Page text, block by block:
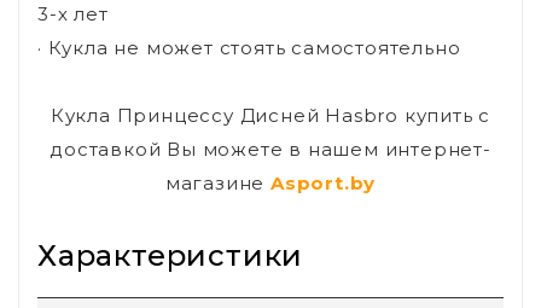
3-х лет
· Кукла не может стоять самостоятельно
Кукла Принцессу Дисней Hasbro купить с
доставкой Вы можете в нашем интернет-
магазине Asport.by
Характеристики